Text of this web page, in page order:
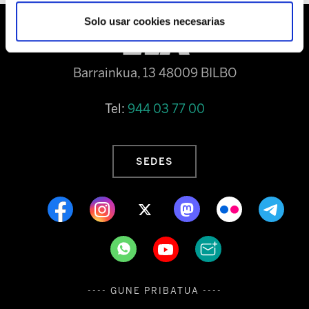
Solo usar cookies necesarias
Barrainkua, 13 48009 BILBO
Tel: 944 03 77 00
SEDES
---- GUNE PRIBATUA ----